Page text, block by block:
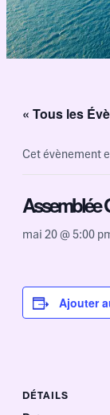
« Tous les
Cet évènement
Assemblée
mai 20 @ 5:00
Ajouter
DÉTAILS